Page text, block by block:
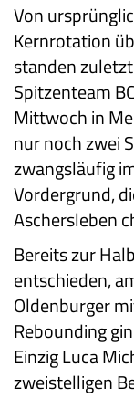
Von
Kernrotation
standen
Spitzenteam
Mittwoch in
nur noch zwei
zwangsläufig
Vordergrund,
Aschersleben
Bereits zur
entschieden,
Oldenburger
Rebounding
Einzig Luca
zweistelligen